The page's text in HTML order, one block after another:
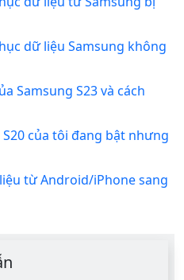
dữ liệu Samsung không
Samsung S23 và cách
của tôi đang bật nhưng
từ Android/iPhone sang